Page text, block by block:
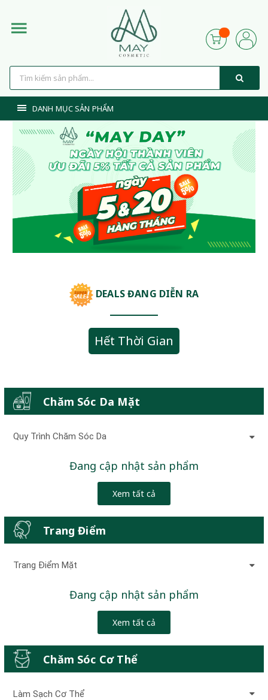
DANH MỤC SẢN PHẨM
DEALS ĐANG DIỄN RA
Hết Thời Gian
Chăm Sóc Da Mặt
Quy Trình Chăm Sóc Da
Đang cập nhật sản phẩm
Xem tất cả
Trang Điểm
Trang Điểm Mặt
Đang cập nhật sản phẩm
Xem tất cả
Chăm Sóc Cơ Thể
Làm Sạch Cơ Thể